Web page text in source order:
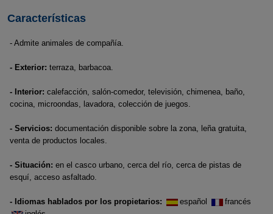
Características
- Admite animales de compañía.
- Exterior: terraza, barbacoa.
- Interior: calefacción, salón-comedor, televisión, chimenea, baño,
cocina, microondas, lavadora, colección de juegos.
- Servicios: documentación disponible sobre la zona, leña gratuita,
venta de productos locales.
- Situación: en el casco urbano, cerca del río, cerca de pistas de
esquí, acceso asfaltado.
- Idiomas hablados por los propietarios: español
francés